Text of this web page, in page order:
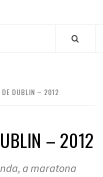
DE DUBLIN – 2012
– 2012
a maratona